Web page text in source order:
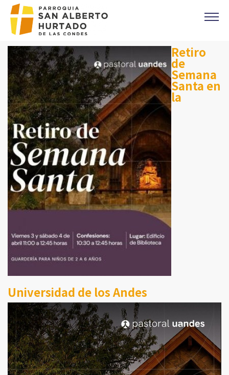
Click acá para ir directamente al contenido
CONTACTO
MISAS
OFICINA PARROQUIAL
EVANGELIO DEL DIA
PREVENCIÓN DE ABUSOS
Parroquia Padre Alberto Hurtado
CAMPAÑA 1%
DONACIONES
CORONAS DE CARIDAD
Retiro
de
Semana
Santa en
la
Universidad de los Andes